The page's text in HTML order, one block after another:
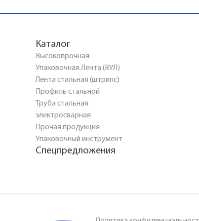
Каталог
Высокопрочная
Упаковочная Лента (ВУЛ)
Лента стальная (штрипс)
Профиль стальной
Труба стальная
электросварная
Прочая продукция
Упаковочный инструмент
Спецпредложения